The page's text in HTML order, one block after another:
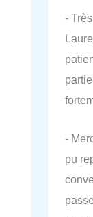
-
-
pu